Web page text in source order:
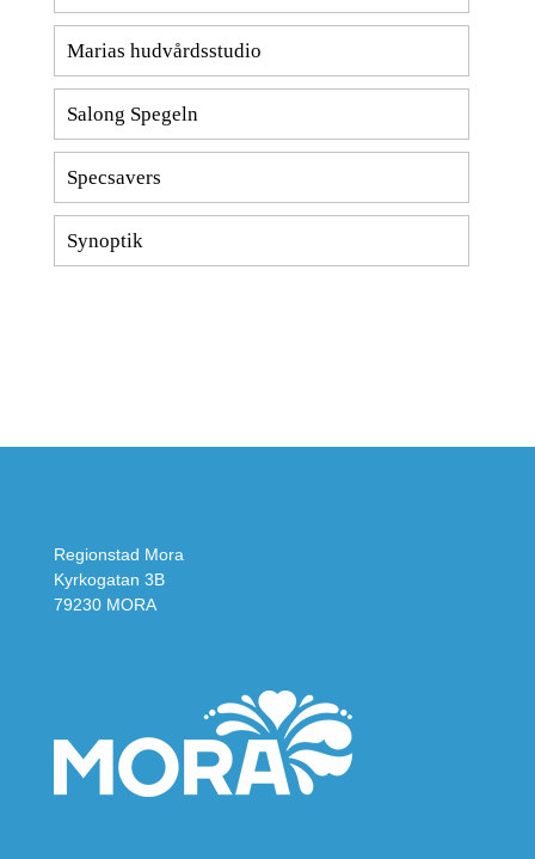
Marias hudvårdsstudio
Salong Spegeln
Specsavers
Synoptik
Regionstad Mora
Kyrkogatan 3B
79230 MORA